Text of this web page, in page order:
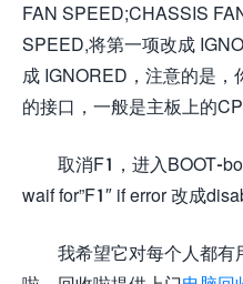
FAN SPEED;CHASSIS
SPEED,将第一项改成
成 IGNORED，注意的是
的接口，一般是主板上的
取消F1，进入BOOT-
waif for”F1″ if error 改成
我希望它对每个人都有